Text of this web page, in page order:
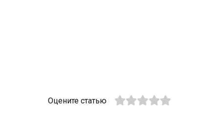
Оцените статью